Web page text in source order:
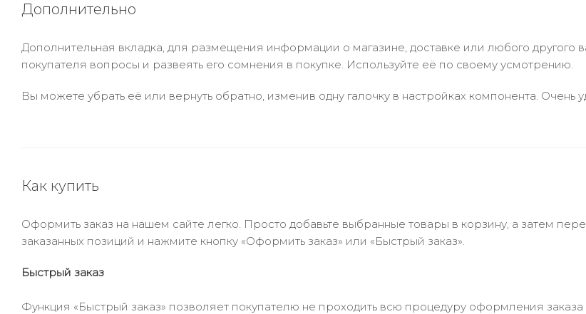
Дополнительно
Дополнительная вкладка, для размещения информации о магазине, доставке или любого другого
покупателя вопросы и развеять его сомнения в покупке. Используйте её по своему усмотрению.
Вы можете убрать её или вернуть обратно, изменив одну галочку в настройках компонента. Очень
Как купить
Оформить заказ на нашем сайте легко. Просто добавьте выбранные товары в корзину, а затем
заказанных позиций и нажмите кнопку «Оформить заказ» или «Быстрый заказ».
Быстрый заказ
Функция «Быстрый заказ» позволяет покупателю не проходить всю процедуру оформления